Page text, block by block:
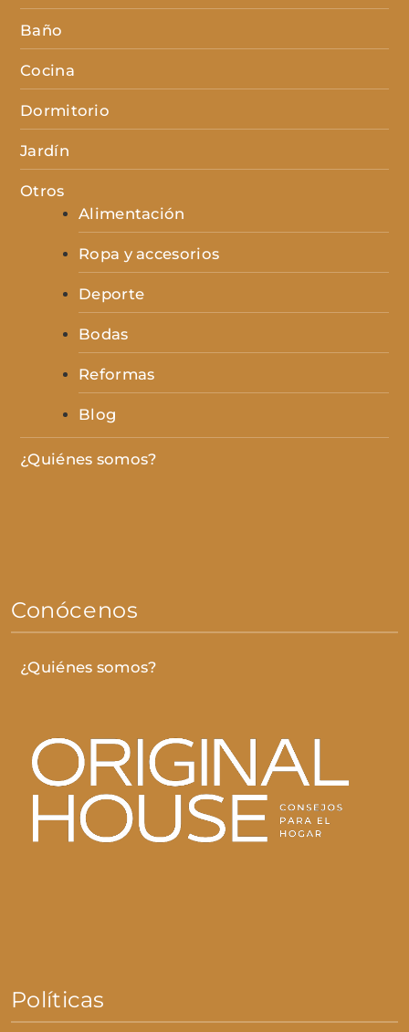
Baño
Cocina
Dormitorio
Jardín
Otros
Alimentación
Ropa y accesorios
Deporte
Bodas
Reformas
Blog
¿Quiénes somos?
Conócenos
¿Quiénes somos?
Políticas